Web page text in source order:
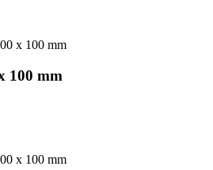
100 mm